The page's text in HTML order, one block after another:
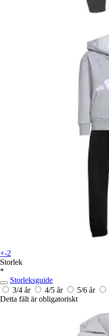
+-2
Storlek
*
Storleksguide
3/4 år
4/5 år 5/6 år
Detta fält är obligatoriskt